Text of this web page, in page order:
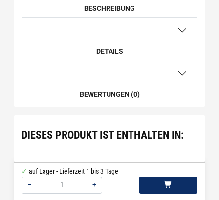
BESCHREIBUNG
DETAILS
BEWERTUNGEN (0)
DIESES PRODUKT IST ENTHALTEN IN:
auf Lager - Lieferzeit 1 bis 3 Tage
–
+